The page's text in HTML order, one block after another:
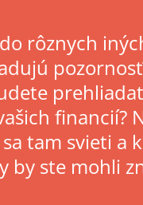
rôznych
financií?
tam svieti
ste mohli